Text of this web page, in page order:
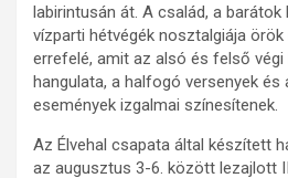
labirintusán át. A család, a
vízparti hétvégék nosztalgiája
errefelé, amit az alsó és felső
hangulata, a halfogó versenyek és
események izgalmai színesítenek.
Az Élvehal csapata által készített
az augusztus 3-6. között lezajlott